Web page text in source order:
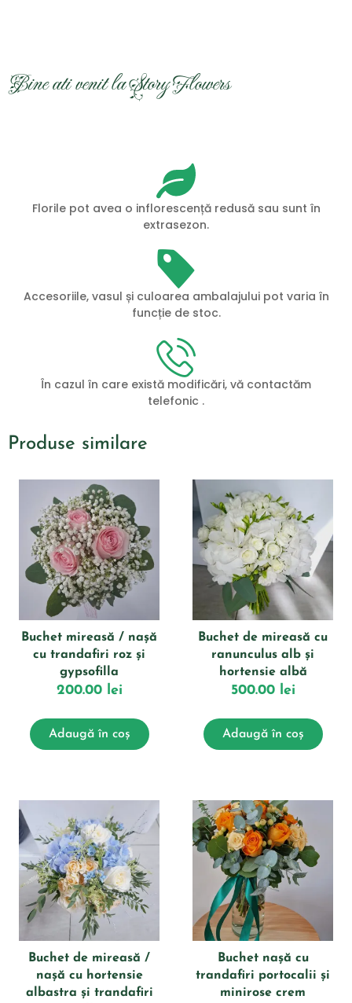
Bine ati venit la Story Flowers
Florile pot avea o inflorescență redusă sau sunt în
extrasezon.
Accesoriile, vasul și culoarea ambalajului pot varia în
funcție de stoc.
În cazul în care există modificări, vă contactăm
telefonic .
Produse similare
Buchet mireasă / nașă
cu trandafiri roz și
gypsofilla
200.00 lei
Adaugă în coș
Buchet de mireasă cu
ranunculus alb și
hortensie albă
500.00 lei
Adaugă în coș
Buchet de mireasă /
nașă cu hortensie
albastra și trandafiri
Buchet nașă cu
trandafiri portocalii și
minirose crem